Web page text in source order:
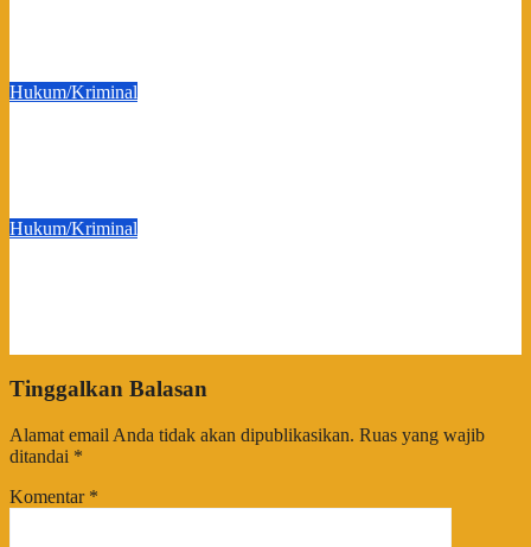
Hukum/Kriminal
Hukum/Kriminal
Tinggalkan Balasan
Alamat email Anda tidak akan dipublikasikan. Ruas yang wajib
ditandai *
Komentar *